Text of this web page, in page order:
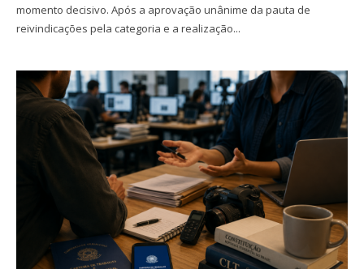
momento decisivo. Após a aprovação unânime da pauta de
reivindicações pela categoria e a realização...